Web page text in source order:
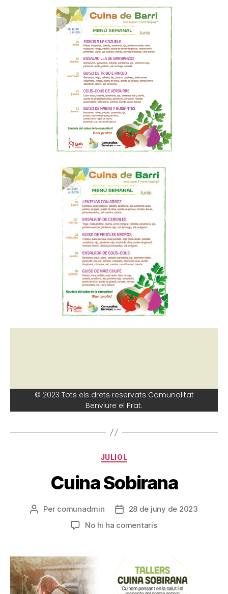
© 2023 Tots els drets reservats Comunalitat
Benviure el Prat.
JULIOL
Cuina Sobirana
Per comunadmin
28 de juny de 2023
No hi ha comentaris